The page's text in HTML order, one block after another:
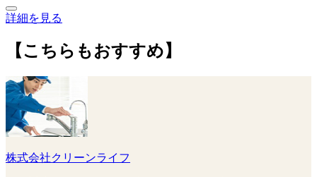
詳細を見る
【こちらもおすすめ】
株式会社クリーンライフ